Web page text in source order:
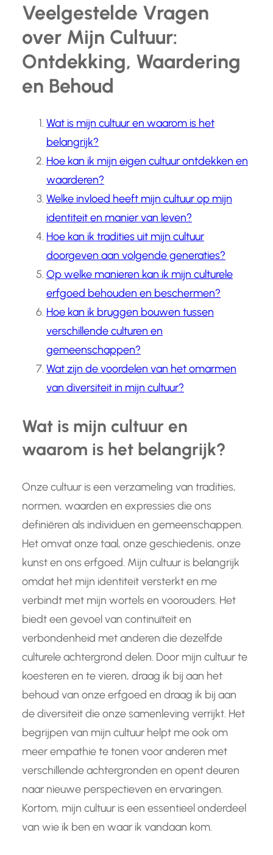
Veelgestelde Vragen
over Mijn Cultuur:
Ontdekking, Waardering
en Behoud
Wat is mijn cultuur en waarom is het
belangrijk?
Hoe kan ik mijn eigen cultuur ontdekken en
waarderen?
Welke invloed heeft mijn cultuur op mijn
identiteit en manier van leven?
Hoe kan ik tradities uit mijn cultuur
doorgeven aan volgende generaties?
Op welke manieren kan ik mijn culturele
erfgoed behouden en beschermen?
Hoe kan ik bruggen bouwen tussen
verschillende culturen en
gemeenschappen?
Wat zijn de voordelen van het omarmen
van diversiteit in mijn cultuur?
Wat is mijn cultuur en
waarom is het belangrijk?
Onze cultuur is een verzameling van tradities,
normen, waarden en expressies die ons
definiëren als individuen en gemeenschappen.
Het omvat onze taal, onze geschiedenis, onze
kunst en ons erfgoed. Mijn cultuur is belangrijk
omdat het mijn identiteit versterkt en me
verbindt met mijn wortels en voorouders. Het
biedt een gevoel van continuïteit en
verbondenheid met anderen die dezelfde
culturele achtergrond delen. Door mijn cultuur te
koesteren en te vieren, draag ik bij aan het
behoud van onze erfgoed en draag ik bij aan
de diversiteit die onze samenleving verrijkt. Het
begrijpen van mijn cultuur helpt me ook om
meer empathie te tonen voor anderen met
verschillende achtergronden en opent deuren
naar nieuwe perspectieven en ervaringen.
Kortom, mijn cultuur is een essentieel onderdeel
van wie ik ben en waar ik vandaan kom.